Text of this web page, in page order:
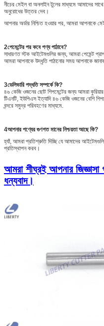
নীচের মেইল বা অনলাইন টুলের মাধ্যমে আমাদের
অনুরোধের উত্তর দেব।
আপনার অর্ডার নিশ্চিত হওয়ার পর, আমরা আপনাকে
2পেমেন্টের পর কবে পণ্য পাঠাবে?
সাধারণত স্টক আইটেমগুলির জন্য, আমরা পেমেন্ট
আমরা আপনাকে উদ্ধৃতি পাঠানোর সময় আপনাকে
3ডেলিভারি পদ্ধতি সম্পর্কে কি?
৪৬ কেজি ওজনের ছোট শিপমেন্টের জন্য আমরা
টিএনটি, ইউপিএস ইত্যাদি ৪৬ কেজি ওজনের বেশি
বন্দরে সমুদ্র পরিবহণের মাধ্যমে.
4আপনার পণ্যের গুণগত মানের নিশ্চয়তা আছে কি?
হ্যাঁ, আমরা প্রতিশ্রুতি দিচ্ছি যে আমাদের
প্রতিস্থাপন করব।
আমরা শীঘ্রই আপনার
ধন্যবাদ।